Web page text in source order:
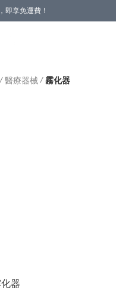
即享免運費！
/ 醫療器械 / 霧化器
器